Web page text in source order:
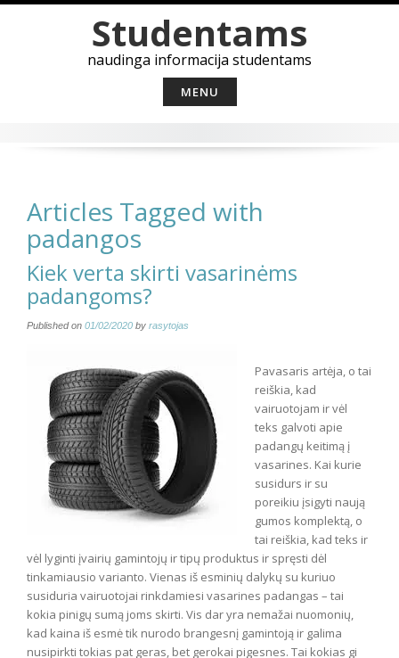
Studentams
naudinga informacija studentams
MENU
Articles Tagged with
padangos
Kiek verta skirti vasarinėms
padangoms?
Published on 01/02/2020 by rasytojas
Pavasaris artėja, o tai
reiškia, kad
vairuotojam ir vėl
teks galvoti apie
padangų keitimą į
vasarines. Kai kurie
susidurs ir su
poreikiu įsigyti naują
gumos komplektą, o
tai reiškia, kad teks ir
vėl lyginti įvairių gamintojų ir tipų produktus ir spręsti dėl
tinkamiausio varianto. Vienas iš esminių dalykų su kuriuo
susiduria vairuotojai rinkdamiesi vasarines padangas – tai
kokia pinigų sumą joms skirti. Vis dar yra nemažai nuomonių,
kad kaina iš esmė tik nurodo brangesnį gamintoją ir galima
nusipirkti tokias pat geras, bet gerokai pigesnes. Tai kokias gi